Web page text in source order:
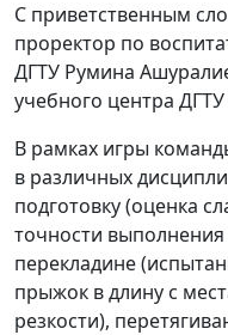
С приветственным
проректор по
ДГТУ Румина
учебного центра
В рамках игры
в различных
подготовку (оценка
точности
перекладине
прыжок в длину с
резкости),